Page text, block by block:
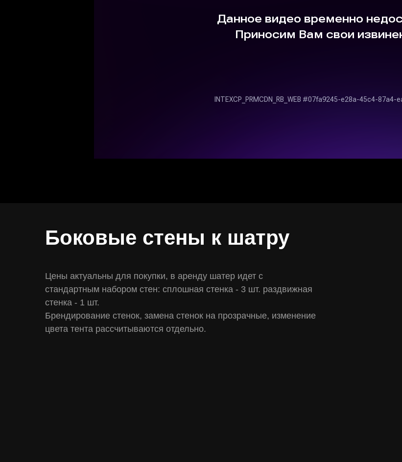
Боковые стены к шатру
Цены актуальны для покупки, в аренду шатер идет с
стандартным набором стен: сплошная стенка - 3 шт. раздвижная
стенка - 1 шт.
Брендирование стенок, замена стенок на прозрачные, изменение
цвета тента рассчитываются отдельно.